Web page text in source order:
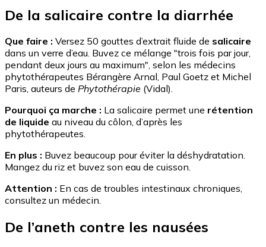
De la salicaire contre la diarrhée
Que faire : Versez 50 gouttes d’extrait fluide de salicaire
dans un verre d’eau. Buvez ce mélange "trois fois par jour,
pendant deux jours au maximum", selon les médecins
phytothérapeutes Bérangère Arnal, Paul Goetz et Michel
Paris, auteurs de Phytothérapie (Vidal).
Pourquoi ça marche : La salicaire permet une rétention
de liquide au niveau du côlon, d’après les
phytothérapeutes.
En plus : Buvez beaucoup pour éviter la déshydratation.
Mangez du riz et buvez son eau de cuisson.
Attention : En cas de troubles intestinaux chroniques,
consultez un médecin.
De l’aneth contre les nausées